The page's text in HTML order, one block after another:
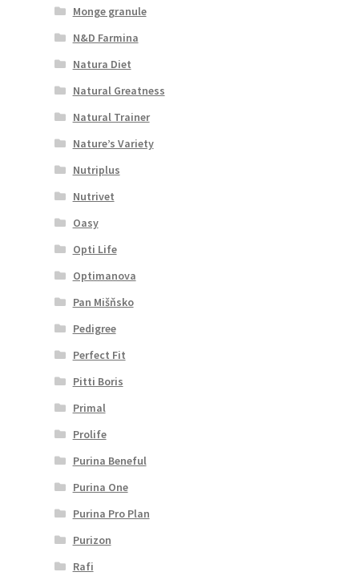
Monge granule
N&D Farmina
Natura Diet
Natural Greatness
Natural Trainer
Nature’s Variety
Nutriplus
Nutrivet
Oasy
Opti Life
Optimanova
Pan Mišňsko
Pedigree
Perfect Fit
Pitti Boris
Primal
Prolife
Purina Beneful
Purina One
Purina Pro Plan
Purizon
Rafi